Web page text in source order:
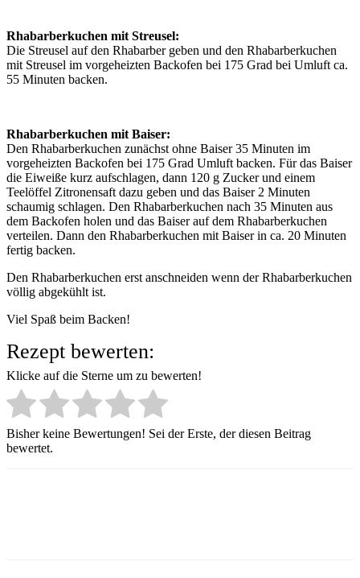
Rhabarberkuchen mit Streusel:
Die Streusel auf den Rhabarber geben und den Rhabarberkuchen
mit Streusel im vorgeheizten Backofen bei 175 Grad bei Umluft ca.
55 Minuten backen.
Rhabarberkuchen mit Baiser:
Den Rhabarberkuchen zunächst ohne Baiser 35 Minuten im
vorgeheizten Backofen bei 175 Grad Umluft backen. Für das Baiser
die Eiweiße kurz aufschlagen, dann 120 g Zucker und einem
Teelöffel Zitronensaft dazu geben und das Baiser 2 Minuten
schaumig schlagen. Den Rhabarberkuchen nach 35 Minuten aus
dem Backofen holen und das Baiser auf dem Rhabarberkuchen
verteilen. Dann den Rhabarberkuchen mit Baiser in ca. 20 Minuten
fertig backen.
Den Rhabarberkuchen erst anschneiden wenn der Rhabarberkuchen
völlig abgekühlt ist.
Viel Spaß beim Backen!
Rezept bewerten:
Klicke auf die Sterne um zu bewerten!
Bisher keine Bewertungen! Sei der Erste, der diesen Beitrag
bewertet.